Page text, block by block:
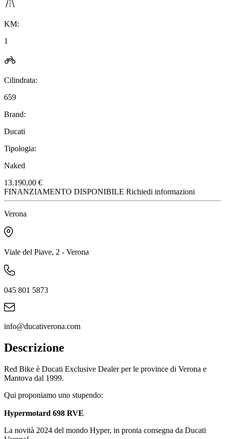
KM:
1
Cilindrata:
659
Brand:
Ducati
Tipologia:
Naked
13.190,00 €
FINANZIAMENTO DISPONIBILE Richiedi informazioni
Verona
Viale del Piave, 2 - Verona
045 801 5873
info@ducativerona.com
Descrizione
Red Bike è Ducati Exclusive Dealer per le province di Verona e
Mantova dal 1999.
Qui proponiamo uno stupendo:
Hypermotard 698 RVE
La novità 2024 del mondo Hyper, in pronta consegna da Ducati